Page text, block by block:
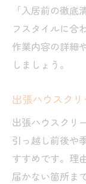
「入居前の徹底
フスタイルに合
作業内容の詳細
しましょう。
出張ハウスク
出張ハウスクリ
引っ越し前後や
すすめです。理
届かない箇所ま